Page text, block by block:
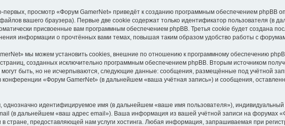
просмотр «Форум GamerNet» приведёт к созданию программным обеспечением phpBB
вашего браузера). Первые две cookie содержат только идентификатор пользователя (в
присвоенные вам программным обеспечением phpBB. Третья cookie будет создана
информации о прочтённых вами темах, повышая таким образом удобство работы с
мы можем установить cookies, внешние по отношению к программному обеспечению
созданных исключительно программным обеспечением phpBB. Вторым источником
быть, но не исчерпываются, следующие данные: сообщения, размещённые под учётной
«Форум GamerNet» (в дальнейшем «ваша учётная запись») и сообщения,
однозначно идентифицируемое имя (в дальнейшем «ваше имя пользователя»),
(в дальнейшем «ваш адрес email»). Ваша информация из вашей учётной записи на форумах
предоставляющей нам услуги хостинга. Любая информация, запрашиваемая при